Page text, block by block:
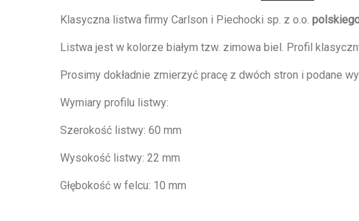
Klasyczna listwa firmy Carlson i Piechocki sp. z o.o.
Listwa jest w kolorze białym tzw. zimowa biel. Profil
Prosimy dokładnie zmierzyć pracę z dwóch stron i podane
Wymiary profilu listwy:
Szerokość listwy: 60 mm
Wysokość listwy: 22 mm
Głębokość w felcu: 10 mm